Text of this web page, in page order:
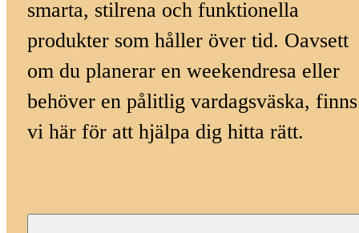
smarta, stilrena och funktionella
produkter som håller över tid. Oavsett
om du planerar en weekendresa eller
behöver en pålitlig vardagsväska, finns
vi här för att hjälpa dig hitta rätt.